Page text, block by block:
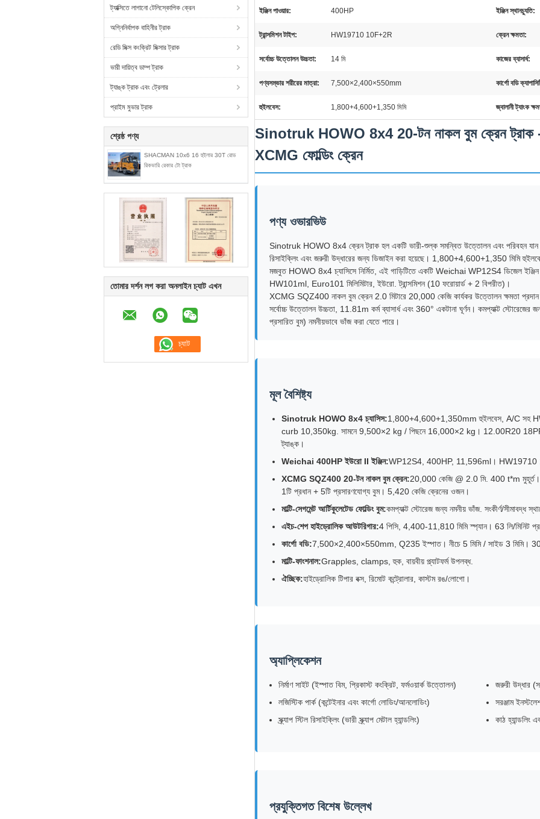
ট্যাক্সিতে লাগানো টেলিস্কোপিক ক্রেন
অগ্নিনির্বাপক বাহিনীর ট্রাক
রেডি মিক্স কংক্রিট মিক্সার ট্রাক
ভারী দায়িত্ব ডাম্প ট্রাক
ট্যাঙ্ক ট্রাক এবং ট্রেলার
প্রাইম মুভার ট্রাক
শ্রেষ্ঠ পণ্য
SHACMAN 10x6 16 হুইলার 30T রোড
রিকভারি রেকার টো ট্রাক
তোমার দর্শন লগ করা অনলাইন চ্যাট এখন
ইঞ্জিন পাওয়ার: 400HP ইঞ্জিন স্থানচ্যুতি:
ট্রান্সমিশন টাইপ: HW19710 10F+2R ক্রেন ক্ষমতা:
সর্বোচ্চ উত্তোলন উচ্চতা: 14 মি কাজের ব্যাসার্ধ:
পণ্যসম্ভার শরীরের মাত্রা: 7,500×2,400×550mm কার্গো বডি
হুইলবেস: 1,800+4,600+1,350 মিমি জ্বালানী ট্যাংক
Sinotruk HOWO 8x4 20-টন নাকল বুম ক্রেন ট্রাক -
XCMG ফোল্ডিং ক্রেন
পণ্য ওভারভিউ
Sinotruk HOWO 8x4 ক্রেন ট্রাক হল একটি ভারী-শুল্ক সমন্বিত উত্তোলন এবং পরিবহন যান যা
রিসাইক্লিং এবং জরুরী উদ্ধারের জন্য ডিজাইন করা হয়েছে। 1,800+4,600+1,350 মিমি
মজবুত HOWO 8x4 চ্যাসিসে নির্মিত, এই গাড়িটিতে একটি Weichai WP12S4 ডিজেল
HW101ml, Euro101 মিলিমিটার, ইউরো. ট্রান্সমিশন (10 ফরোয়ার্ড + 2 বিপরীত)।
XCMG SQZ400 নাকল বুম ক্রেন 2.0 মিটারে 20,000 কেজি কার্যকর উত্তোলন ক্ষমতা
সর্বোচ্চ উত্তোলন উচ্চতা, 11.81m কর্ম ব্যাসার্ধ এবং 360° একটানা ঘূর্ণন। কমপ্যাক্ট স্টোরেজের
প্রসারিত বুম) নমনীয়ভাবে ভাঁজ করা যেতে পারে।
মূল বৈশিষ্ট্য
Sinotruk HOWO 8x4 চ্যাসিস:1,800+4,600+1,350mm হুইলবেস, A/C সহ
curb 10,350kg. সামনে 9,500×2 kg / পিছনে 16,000×2 kg। 12.00R20 18PR
ট্যাঙ্ক।
Weichai 400HP ইউরো II ইঞ্জিন:WP12S4, 400HP, 11,596ml। HW19710 10-
XCMG SQZ400 20-টন নাকল বুম ক্রেন:20,000 কেজি @ 2.0 মি. 400 t*m মুহূর্ত।
1টি প্রধান + 5টি প্রসারণযোগ্য বুম। 5,420 কেজি ক্রেনের ওজন।
মাল্টি-সেগমেন্ট আর্টিকুলেটেড ফোল্ডিং বুম:কমপ্যাক্ট স্টোরেজ জন্য নমনীয় ভাঁজ. সংকীর্ণ/সীমাবদ্ধ
এইচ-শেপ হাইড্রোলিক আউটরিগার:4 পিসি, 4,400-11,810 মিমি স্প্যান। 63 লি/মিনিট
কার্গো বডি:7,500×2,400×550mm, Q235 ইস্পাত। নীচে 5 মিমি / সাইড 3 মিমি। 30-
মাল্টি-ফাংশনাল:Grapples, clamps, হুক, বায়বীয় প্ল্যাটফর্ম উপলব্ধ.
ঐচ্ছিক:হাইড্রোলিক টিপার বক্স, রিমোট কন্ট্রোলার, কাস্টম রঙ/লোগো।
অ্যাপ্লিকেশন
নির্মাণ সাইট (ইস্পাত বিম, প্রিকাস্ট কংক্রিট, ফর্মওয়ার্ক উত্তোলন)
লজিস্টিক পার্ক (কন্টেইনার এবং কার্গো লোডিং/আনলোডিং)
স্ক্র্যাপ স্টিল রিসাইক্লিং (ভারী স্ক্র্যাপ মেটাল হ্যান্ডলিং)
জরুরী উদ্ধার
সরঞ্জাম
কাঠ হ্যান্ডলিং
প্রযুক্তিগত বিশেষ উল্লেখ